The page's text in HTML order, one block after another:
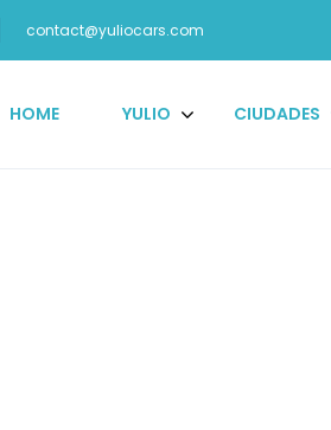
contact@yuliocars.com
HOME YULIO CIUDADES